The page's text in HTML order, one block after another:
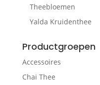
Theebloemen
Yalda Kruidenthee
Productgroepen
Accessoires
Chai Thee